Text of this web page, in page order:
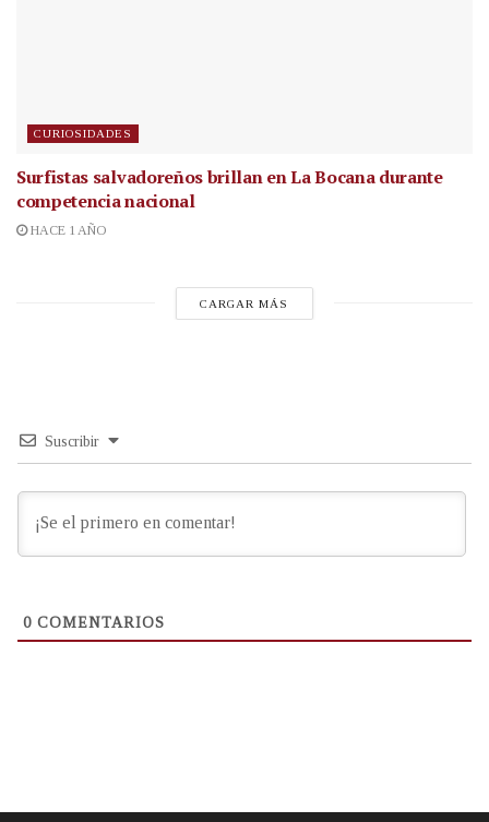
CURIOSIDADES
Surfistas salvadoreños brillan en La Bocana durante
competencia nacional
HACE 1 AÑO
CARGAR MÁS
Suscribir
0 COMENTARIOS